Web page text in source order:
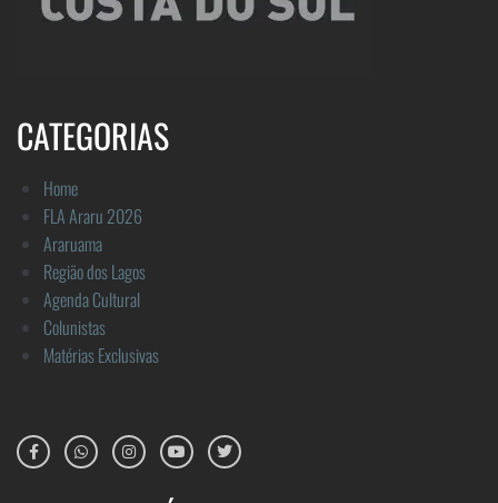
CATEGORIAS
Home
FLA Araru 2026
Araruama
Região dos Lagos
Agenda Cultural
Colunistas
Matérias Exclusivas